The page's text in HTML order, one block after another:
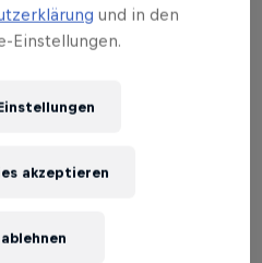
03:56:18und in den
Einstellungen.
akzeptieren